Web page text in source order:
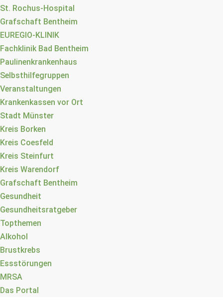
St. Rochus-Hospital
Grafschaft Bentheim
EUREGIO-KLINIK
Fachklinik Bad Bentheim
Paulinenkrankenhaus
Selbsthilfegruppen
Veranstaltungen
Krankenkassen vor Ort
Stadt Münster
Kreis Borken
Kreis Coesfeld
Kreis Steinfurt
Kreis Warendorf
Grafschaft Bentheim
Gesundheit
Gesundheitsratgeber
Topthemen
Alkohol
Brustkrebs
Essstörungen
MRSA
Das Portal